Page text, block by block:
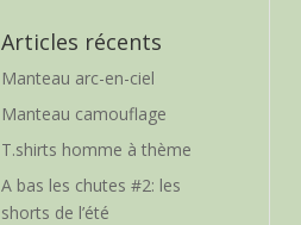
Articles récents
Manteau arc-en-ciel
Manteau camouflage
T.shirts homme à thème
A bas les chutes #2: les
shorts de l’été